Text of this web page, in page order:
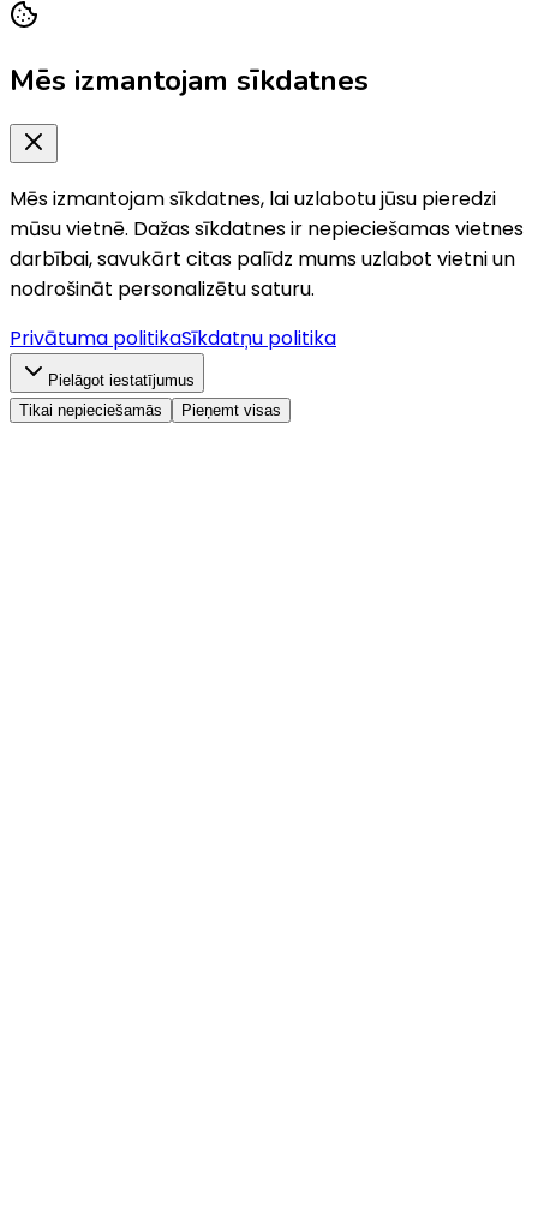
Mēs izmantojam sīkdatnes
Mēs izmantojam sīkdatnes, lai uzlabotu jūsu pieredzi
mūsu vietnē. Dažas sīkdatnes ir nepieciešamas vietnes
darbībai, savukārt citas palīdz mums uzlabot vietni un
nodrošināt personalizētu saturu.
Privātuma politikaSīkdatņu politika
Pielāgot iestatījumus
Tikai nepieciešamās
Pieņemt visas